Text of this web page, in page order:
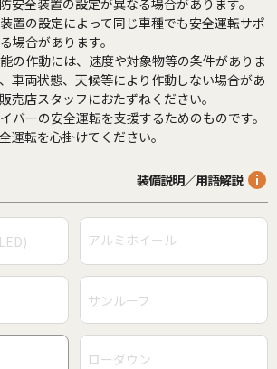
安全装置の設定が異なる場合があります。
置の設定によって同じ車種でも安全運転サポ
場合があります。
の作動には、速度や対象物等の条件がありま
車両状態、天候等により作動しない場合があ
売店スタッフにおたずねください。
バーの安全運転を支援するためのものです。
運転を心掛けてください。
装備説明／用語解説
アルミホイール
サンルーフ
ローダウン